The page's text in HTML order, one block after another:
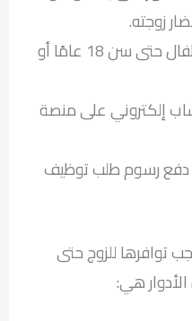
زوجته.
كذلك يمكن تجنيد الأطفال حتى سن 18 عامًا أو
إلكتروني على منصة
دفع رسوم طلب توظيف
توافرها للزوج حتى
هي: